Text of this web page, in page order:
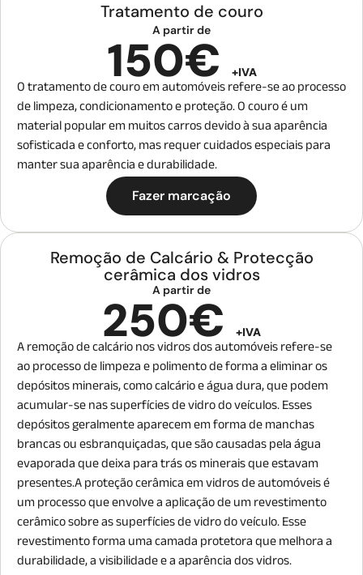
Tratamento de couro
A partir de
150€ +IVA
O tratamento de couro em automóveis refere-se ao processo
de limpeza, condicionamento e proteção. O couro é um
material popular em muitos carros devido à sua aparência
sofisticada e conforto, mas requer cuidados especiais para
manter sua aparência e durabilidade.
Fazer marcação
Remoção de Calcário & Protecção
cerâmica dos vidros
A partir de
250€ +IVA
A remoção de calcário nos vidros dos automóveis refere-se
ao processo de limpeza e polimento de forma a eliminar os
depósitos minerais, como calcário e água dura, que podem
acumular-se nas superfícies de vidro do veículos. Esses
depósitos geralmente aparecem em forma de manchas
brancas ou esbranquiçadas, que são causadas pela água
evaporada que deixa para trás os minerais que estavam
presentes.A proteção cerâmica em vidros de automóveis é
um processo que envolve a aplicação de um revestimento
cerâmico sobre as superfícies de vidro do veículo. Esse
revestimento forma uma camada protetora que melhora a
durabilidade, a visibilidade e a aparência dos vidros.